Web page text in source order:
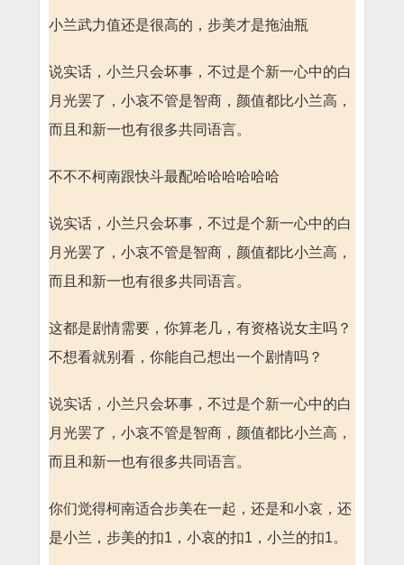
小兰武力值还是很高的，步美才是拖油瓶
说实话，小兰只会坏事，不过是个新一心中的白
月光罢了，小哀不管是智商，颜值都比小兰高，
而且和新一也有很多共同语言。
不不不柯南跟快斗最配哈哈哈哈哈哈
说实话，小兰只会坏事，不过是个新一心中的白
月光罢了，小哀不管是智商，颜值都比小兰高，
而且和新一也有很多共同语言。
这都是剧情需要，你算老几，有资格说女主吗？
不想看就别看，你能自己想出一个剧情吗？
说实话，小兰只会坏事，不过是个新一心中的白
月光罢了，小哀不管是智商，颜值都比小兰高，
而且和新一也有很多共同语言。
你们觉得柯南适合步美在一起，还是和小哀，还
是小兰，步美的扣1，小哀的扣1，小兰的扣1。